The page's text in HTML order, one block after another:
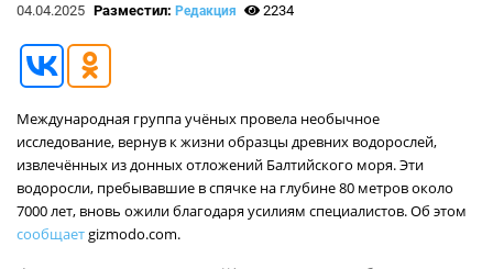
04.04.2025 Разместил: Редакция 2234
Международная группа учёных провела необычное
исследование, вернув к жизни образцы древних водорослей,
извлечённых из донных отложений Балтийского моря. Эти
водоросли, пребывавшие в спячке на глубине 80 метров около
7000 лет, вновь ожили благодаря усилиям специалистов. Об этом
сообщаетgizmodo.com.